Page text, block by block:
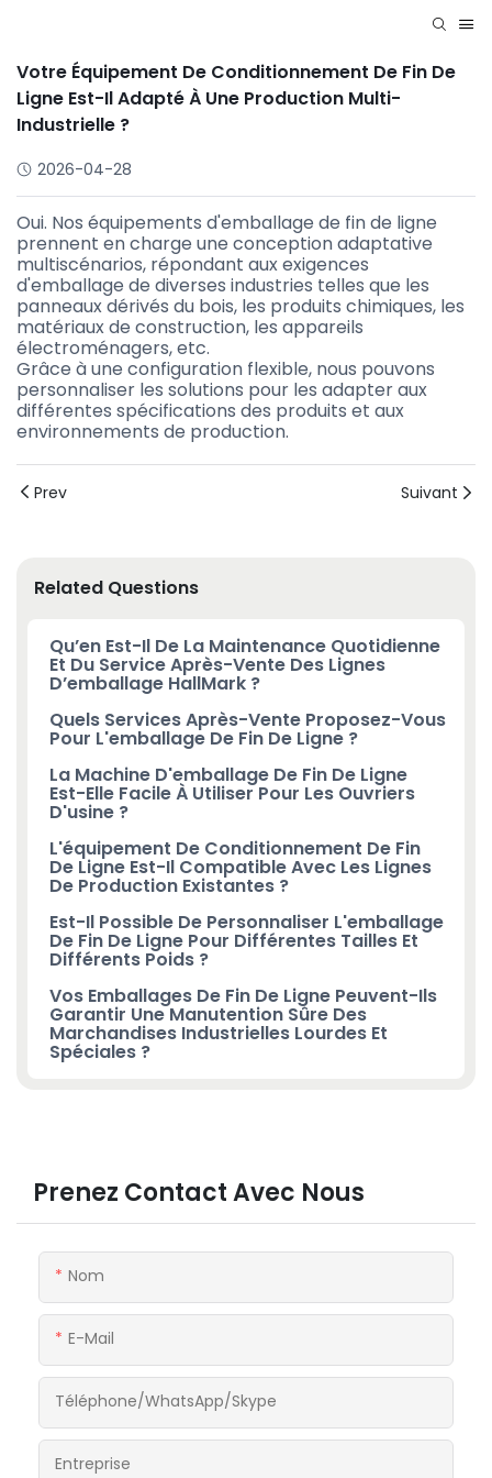
Votre Équipement De Conditionnement De Fin De
Ligne Est-Il Adapté À Une Production Multi-
Industrielle ?
2026-04-28
Oui. Nos équipements d'emballage de fin de ligne
prennent en charge une conception adaptative
multiscénarios, répondant aux exigences
d'emballage de diverses industries telles que les
panneaux dérivés du bois, les produits chimiques, les
matériaux de construction, les appareils
électroménagers, etc.
Grâce à une configuration flexible, nous pouvons
personnaliser les solutions pour les adapter aux
différentes spécifications des produits et aux
environnements de production.
Prev Suivant
Related Questions
Qu’en Est-Il De La Maintenance Quotidienne
Et Du Service Après-Vente Des Lignes
D’emballage HallMark ?
Quels Services Après-Vente Proposez-Vous
Pour L'emballage De Fin De Ligne ?
La Machine D'emballage De Fin De Ligne
Est-Elle Facile À Utiliser Pour Les Ouvriers
D'usine ?
L'équipement De Conditionnement De Fin
De Ligne Est-Il Compatible Avec Les Lignes
De Production Existantes ?
Est-Il Possible De Personnaliser L'emballage
De Fin De Ligne Pour Différentes Tailles Et
Différents Poids ?
Vos Emballages De Fin De Ligne Peuvent-Ils
Garantir Une Manutention Sûre Des
Marchandises Industrielles Lourdes Et
Spéciales ?
Prenez Contact Avec Nous
Nom
E-Mail
Téléphone/WhatsApp/Skype
Entreprise